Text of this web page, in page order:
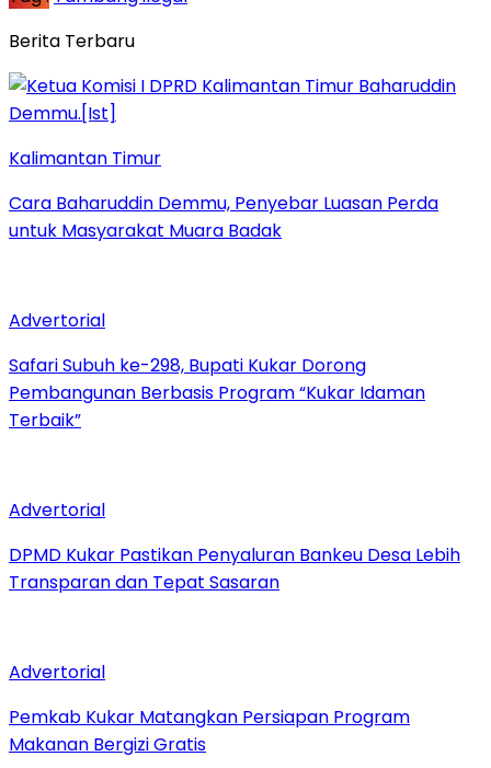
Berita Terbaru
Kalimantan Timur
Cara Baharuddin Demmu, Penyebar Luasan Perda
untuk Masyarakat Muara Badak
Advertorial
Safari Subuh ke-298, Bupati Kukar Dorong
Pembangunan Berbasis Program “Kukar Idaman
Terbaik”
Advertorial
DPMD Kukar Pastikan Penyaluran Bankeu Desa Lebih
Transparan dan Tepat Sasaran
Advertorial
Pemkab Kukar Matangkan Persiapan Program
Makanan Bergizi Gratis